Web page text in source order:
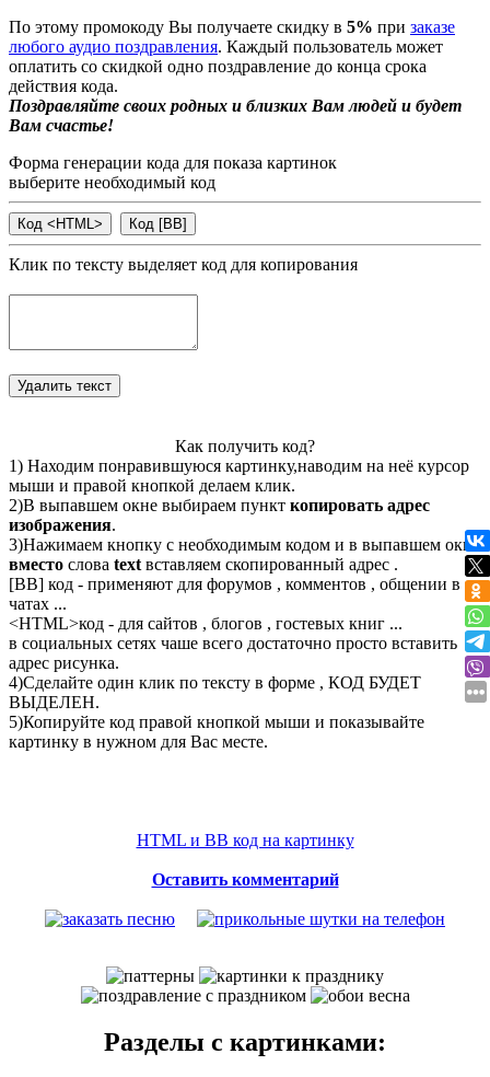
По этому промокоду Вы получаете скидку в 5% при заказе
любого аудио поздравления. Каждый пользователь может
оплатить со скидкой одно поздравление до конца срока
действия кода.
Поздравляйте своих родных и близких Вам людей и будет
Вам счастье!
Форма генерации кода для показа картинок
выберите необходимый код
Клик по тексту выделяет код для копирования
Как получить код?
1) Находим понравившуюся картинку,наводим на неё курсор
мыши и правой кнопкой делаем клик.
2)В выпавшем окне выбираем пункт копировать адрес
изображения.
3)Нажимаем кнопку с необходимым кодом и в выпавшем окне
вместо слова text вставляем скопированный адрес .
[BB] код - применяют для форумов , комментов , общении в
чатах ...
<HTML>код - для сайтов , блогов , гостевых книг ...
в социальных сетях чаше всего достаточно просто вставить
адрес рисунка.
4)Сделайте один клик по тексту в форме , КОД БУДЕТ
ВЫДЕЛЕН.
5)Копируйте код правой кнопкой мыши и показывайте
картинку в нужном для Вас месте.
HTML и BB код на картинку
Оставить комментарий
Разделы с картинками: